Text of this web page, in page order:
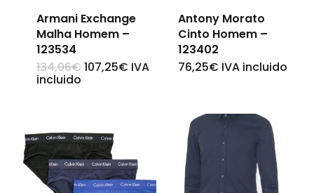
Armani Exchange
Malha Homem –
123534
134,06€O
preço
107,25€OIVA
incluido
This
multiple
variants.
The
Antony Morato
Cinto Homem –
123402
76,25€ IVA incluido
This
has
multiple
variants.
The